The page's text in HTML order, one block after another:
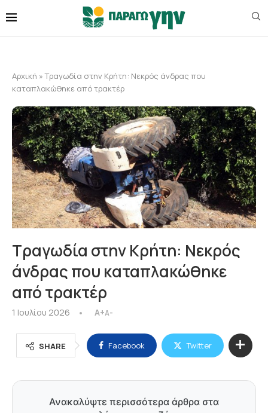
Αρχική »Τραγωδία στην Κρήτη: Νεκρός άνδρας που
καταπλακώθηκε από τρακτέρ
Τραγωδία στην Κρήτη: Νεκρός
άνδρας που καταπλακώθηκε
από τρακτέρ
1 Ιουλίου 2026 A+A-
SHARE Facebook Twitter
Ανακαλύψτε περισσότερα άρθρα στα